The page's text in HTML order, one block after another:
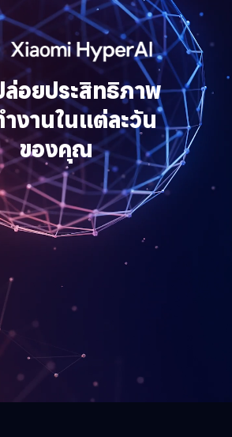
อยประสิทธิภาพ
งานในแต่ละวัน
ของคุณ